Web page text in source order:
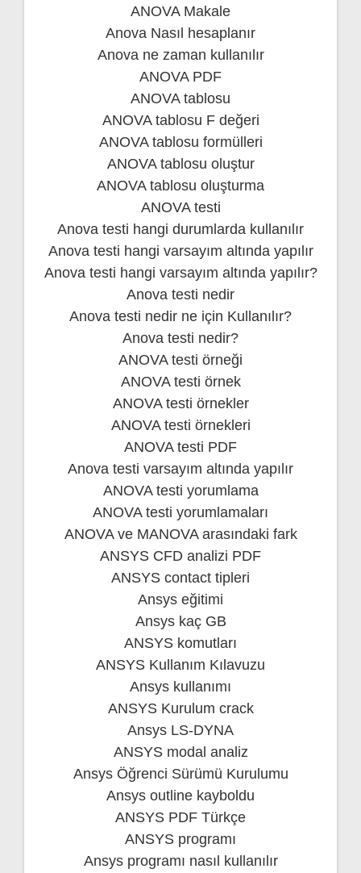
ANOVA Makale
Anova Nasıl hesaplanır
Anova ne zaman kullanılır
ANOVA PDF
ANOVA tablosu
ANOVA tablosu F değeri
ANOVA tablosu formülleri
ANOVA tablosu oluştur
ANOVA tablosu oluşturma
ANOVA testi
Anova testi hangi durumlarda kullanılır
Anova testi hangi varsayım altında yapılır
Anova testi hangi varsayım altında yapılır?
Anova testi nedir
Anova testi nedir ne için Kullanılır?
Anova testi nedir?
ANOVA testi örneği
ANOVA testi örnek
ANOVA testi örnekler
ANOVA testi örnekleri
ANOVA testi PDF
Anova testi varsayım altında yapılır
ANOVA testi yorumlama
ANOVA testi yorumlamaları
ANOVA ve MANOVA arasındaki fark
ANSYS CFD analizi PDF
ANSYS contact tipleri
Ansys eğitimi
Ansys kaç GB
ANSYS komutları
ANSYS Kullanım Kılavuzu
Ansys kullanımı
ANSYS Kurulum crack
Ansys LS-DYNA
ANSYS modal analiz
Ansys Öğrenci Sürümü Kurulumu
Ansys outline kayboldu
ANSYS PDF Türkçe
ANSYS programı
Ansys programı nasıl kullanılır